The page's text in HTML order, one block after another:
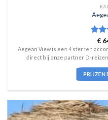
4uit
€
Aegean View is een 4 sterren
direct bij onze partner D-
PRIJZEN